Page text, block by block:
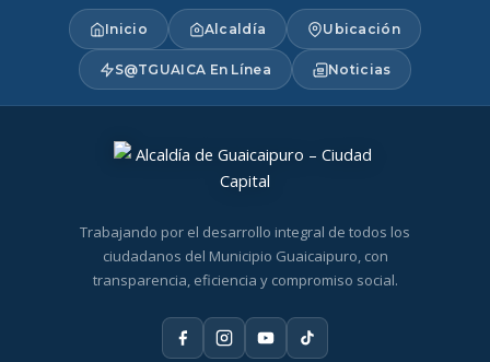
Inicio Alcaldía Ubicación
S@TGUAICA En Línea Noticias
Trabajando por el desarrollo integral de todos los
ciudadanos del Municipio Guaicaipuro, con
transparencia, eficiencia y compromiso social.